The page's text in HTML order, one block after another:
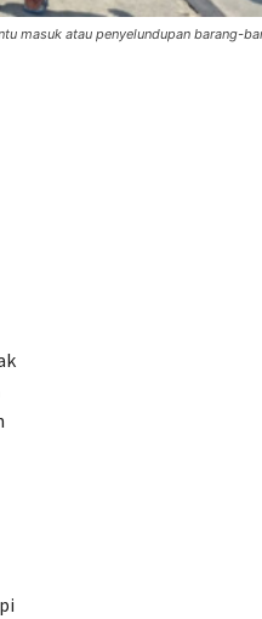
masuk atau penyelundupan barang-